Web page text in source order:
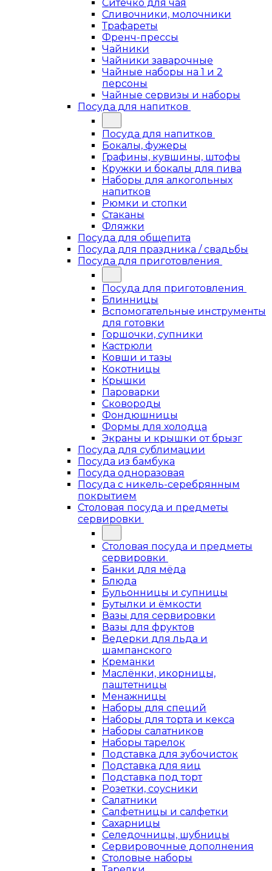
Ситечко для чая
Сливочники, молочники
Трафареты
Френч-прессы
Чайники
Чайники заварочные
Чайные наборы на 1 и 2
персоны
Чайные сервизы и наборы
Посуда для напитков
Посуда для напитков
Бокалы, фужеры
Графины, кувшины, штофы
Кружки и бокалы для пива
Наборы для алкогольных
напитков
Рюмки и стопки
Стаканы
Фляжки
Посуда для общепита
Посуда для праздника / свадьбы
Посуда для приготовления
Посуда для приготовления
Блинницы
Вспомогательные инструменты
для готовки
Горшочки, супники
Кастрюли
Ковши и тазы
Кокотницы
Крышки
Пароварки
Сковороды
Фондюшницы
Формы для холодца
Экраны и крышки от брызг
Посуда для сублимации
Посуда из бамбука
Посуда одноразовая
Посуда с никель-серебрянным
покрытием
Столовая посуда и предметы
сервировки
Столовая посуда и предметы
сервировки
Банки для мёда
Блюда
Бульонницы и супницы
Бутылки и ёмкости
Вазы для сервировки
Вазы для фруктов
Ведерки для льда и
шампанского
Креманки
Маслёнки, икорницы,
паштетницы
Менажницы
Наборы для специй
Наборы для торта и кекса
Наборы салатников
Наборы тарелок
Подставка для зубочисток
Подставка для яиц
Подставка под торт
Розетки, соусники
Салатники
Салфетницы и салфетки
Сахарницы
Селедочницы, шубницы
Сервировочные дополнения
Столовые наборы